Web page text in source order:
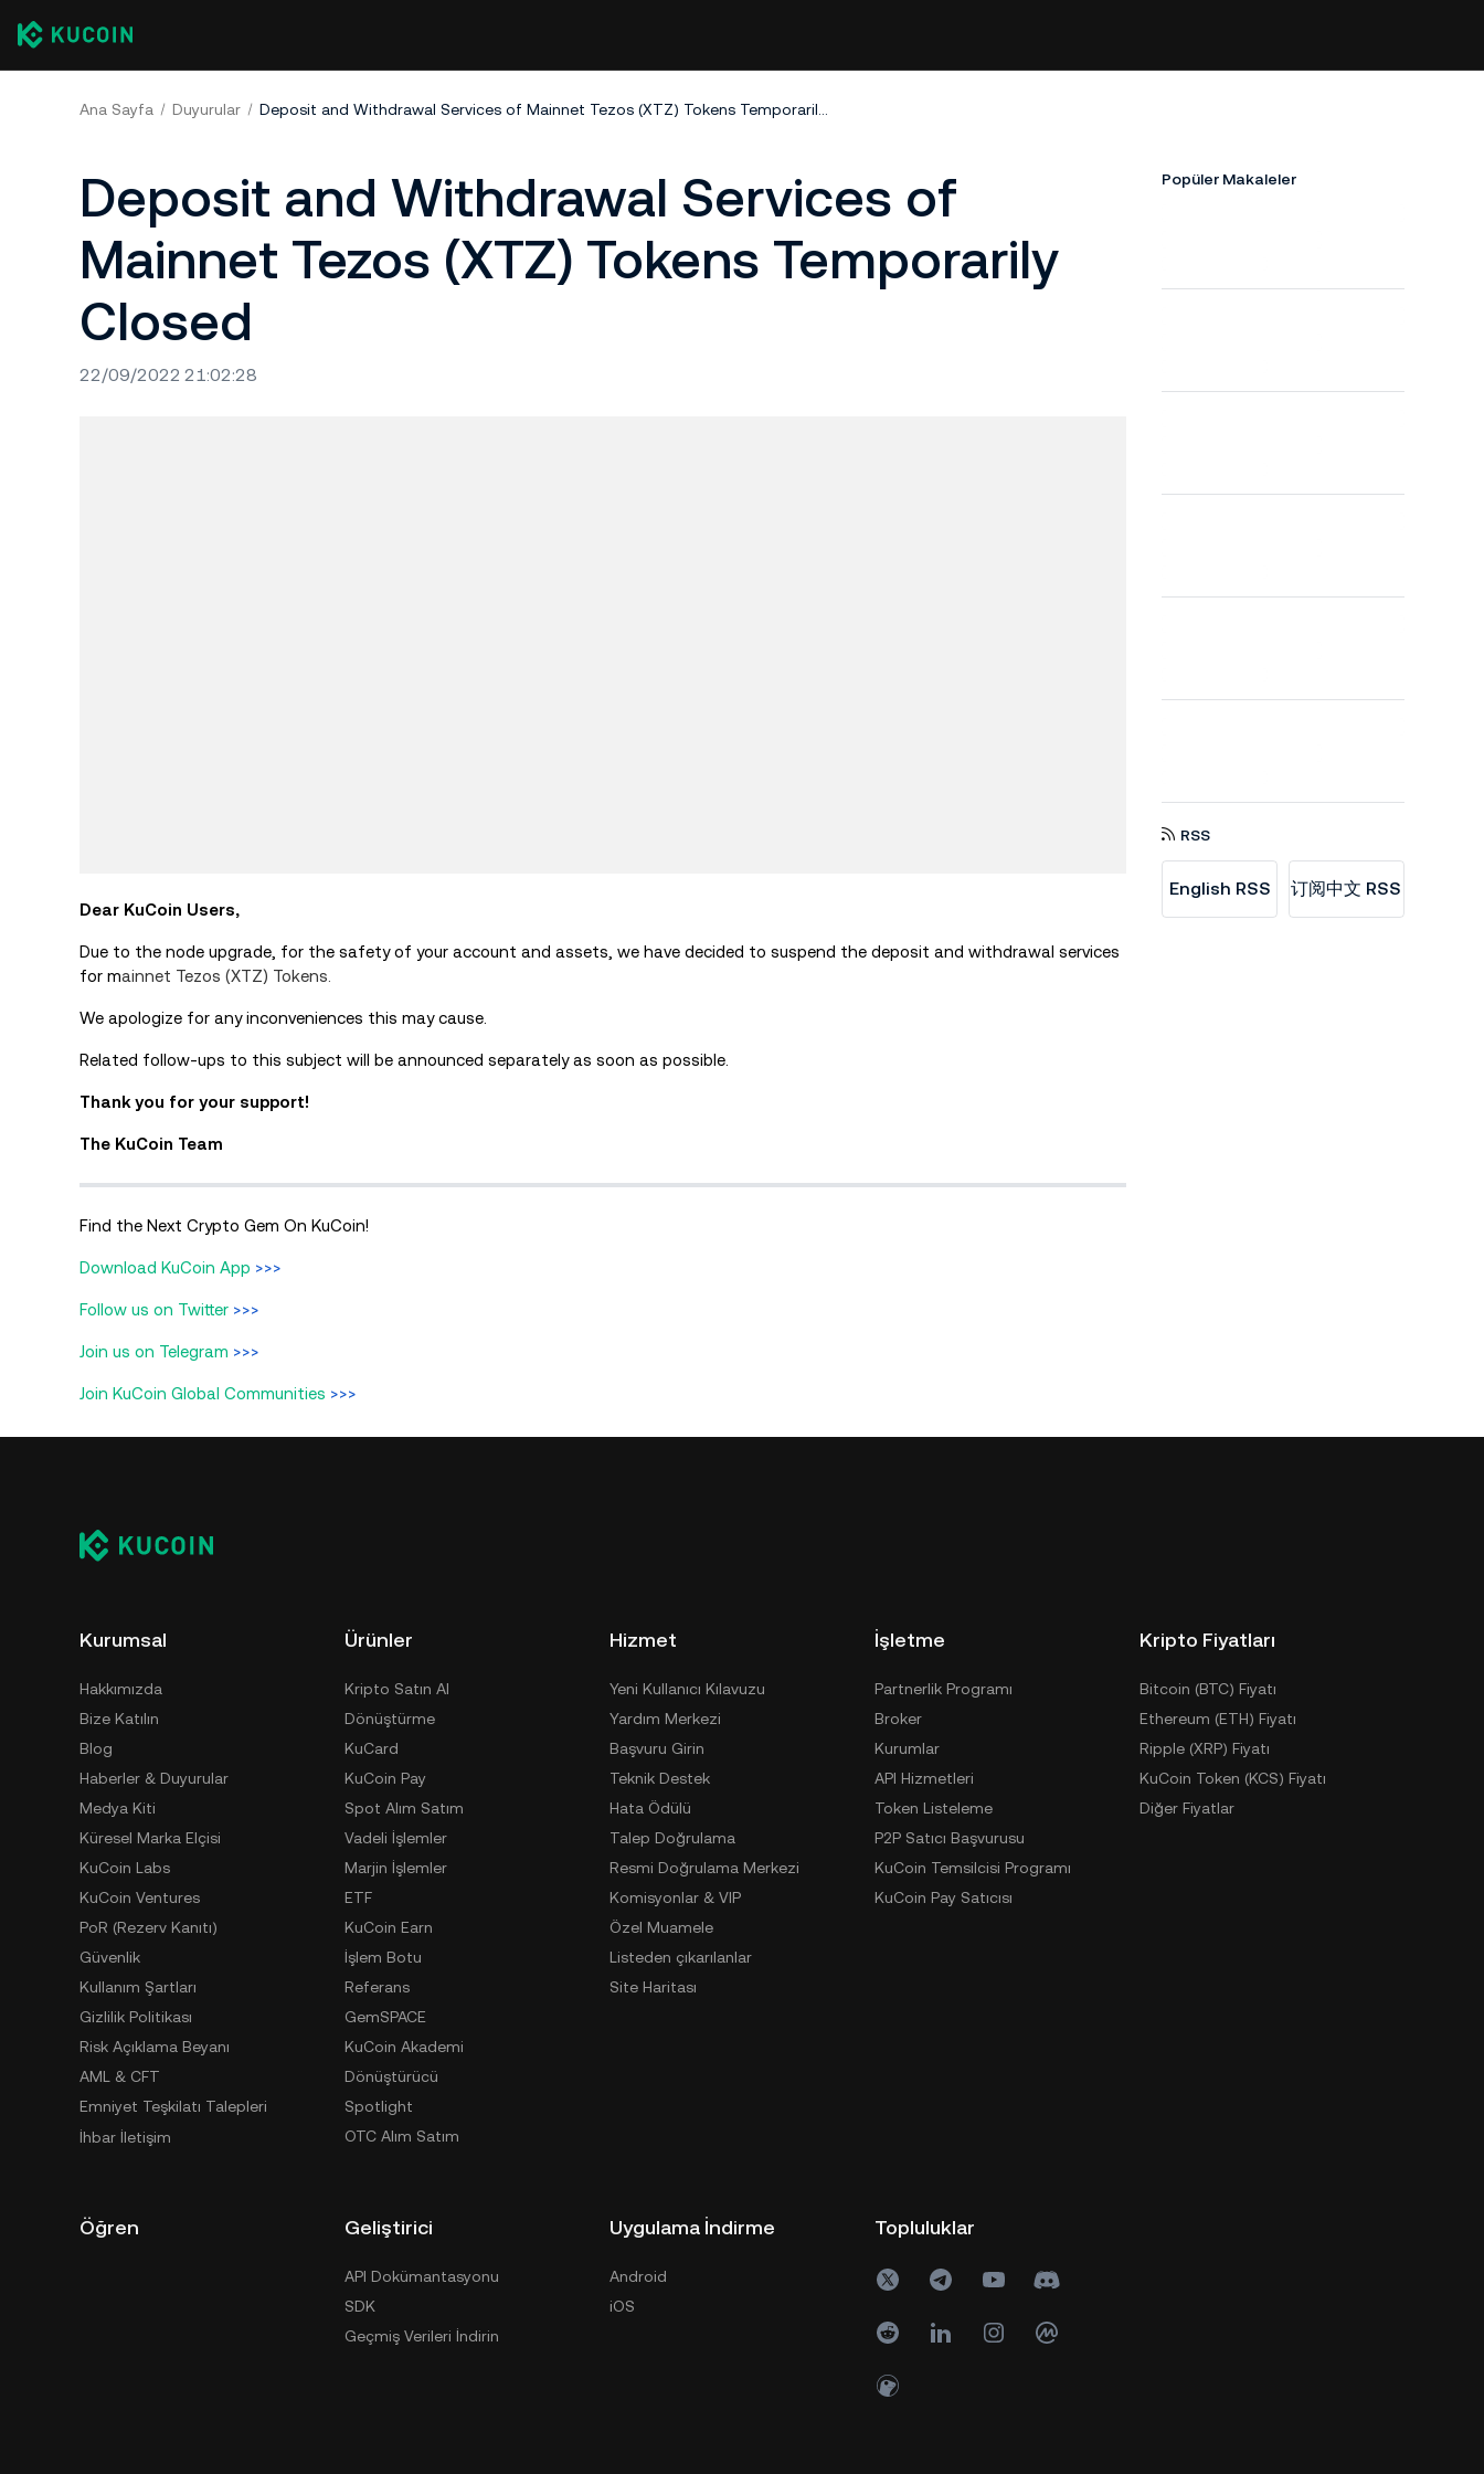
Ana Sayfa Duyurular Deposit and Withdrawal Services of Mainnet Tezos (XTZ) Tokens Temporarily Closed
Deposit and Withdrawal Services of
Mainnet Tezos (XTZ) Tokens Temporarily
Closed
22/09/2022 21:02:28
Dear KuCoin Users,
Due to the node upgrade, for the safety of your account and assets, we have decided to suspend the deposit and withdrawal services
for mainnet Tezos (XTZ) Tokens.
We apologize for any inconveniences this may cause.
Related follow-ups to this subject will be announced separately as soon as possible.
Thank you for your support!
The KuCoin Team
Find the Next Crypto Gem On KuCoin!
Download KuCoin App >>>
Follow us on Twitter >>>
Join us on Telegram >>>
Join KuCoin Global Communities >>>
Popüler Makaleler
RSS
English RSS 订阅中文 RSS
Kurumsal
Hakkımızda
Bize Katılın
Blog
Haberler & Duyurular
Medya Kiti
Küresel Marka Elçisi
KuCoin Labs
KuCoin Ventures
PoR (Rezerv Kanıtı)
Güvenlik
Kullanım Şartları
Gizlilik Politikası
Risk Açıklama Beyanı
AML & CFT
Emniyet Teşkilatı Talepleri
İhbar İletişim
Ürünler
Kripto Satın Al
Dönüştürme
KuCard
KuCoin Pay
Spot Alım Satım
Vadeli İşlemler
Marjin İşlemler
ETF
KuCoin Earn
İşlem Botu
Referans
GemSPACE
KuCoin Akademi
Dönüştürücü
Spotlight
OTC Alım Satım
Hizmet
Yeni Kullanıcı Kılavuzu
Yardım Merkezi
Başvuru Girin
Teknik Destek
Hata Ödülü
Talep Doğrulama
Resmi Doğrulama Merkezi
Komisyonlar & VIP
Özel Muamele
Listeden çıkarılanlar
Site Haritası
İşletme
Partnerlik Programı
Broker
Kurumlar
API Hizmetleri
Token Listeleme
P2P Satıcı Başvurusu
KuCoin Temsilcisi Programı
KuCoin Pay Satıcısı
Kripto Fiyatları
Bitcoin (BTC) Fiyatı
Ethereum (ETH) Fiyatı
Ripple (XRP) Fiyatı
KuCoin Token (KCS) Fiyatı
Diğer Fiyatlar
Öğren Geliştirici
API Dokümantasyonu
SDK
Geçmiş Verileri İndirin
Uygulama İndirme
Android
iOS
Topluluklar